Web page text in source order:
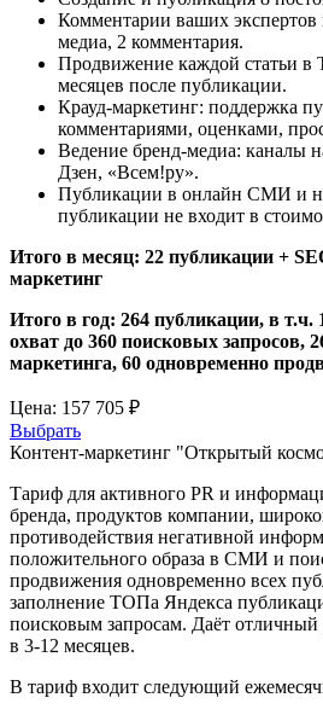
Комментарии ваших
медиа, 2 комментария.
Продвижение каждой статьи в
месяцев после публикации.
Крауд-маркетинг: поддержка
комментариями, оценками,
Ведение бренд-медиа: каналы
Дзен, «Всем!ру».
Публикации в онлайн СМИ и
публикации не входит в
Итого в месяц: 22 публикации +
маркетинг
Итого в год: 264 публикации, в т.ч.
охват до 360 поисковых запросов,
маркетинга, 60 одновременно
Цена: 157 705 ₽
Выбрать
Контент-маркетинг "Открытый
Тариф для активного PR и
бренда, продуктов компании,
противодействия негативной
положительного образа в СМИ и
продвижения одновременно всех
заполнение ТОПа Яндекса
поисковым запросам. Даёт отличный
в 3-12 месяцев.
В тариф входит следующий